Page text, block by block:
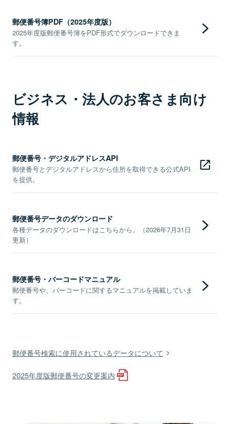
郵便番号簿PDF（2025年度版）
2025年度版郵便番号簿をPDF形式でダウンロードできま
す。
ビジネス・法人のお客さま向け
情報
郵便番号・デジタルアドレスAPI
郵便番号とデジタルアドレスから住所を取得できる公式API
を提供。
郵便番号データのダウンロード
各種データのダウンロードはこちらから。（2026年7月31日
更新）
郵便番号・バーコードマニュアル
郵便番号や、バーコードに関するマニュアルを掲載していま
す。
郵便番号検索に使用されているデータについて
2025年度版郵便番号の変更案内